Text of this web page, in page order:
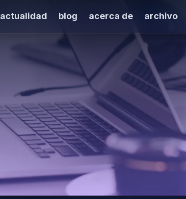
actualidad blog acerca de archivo